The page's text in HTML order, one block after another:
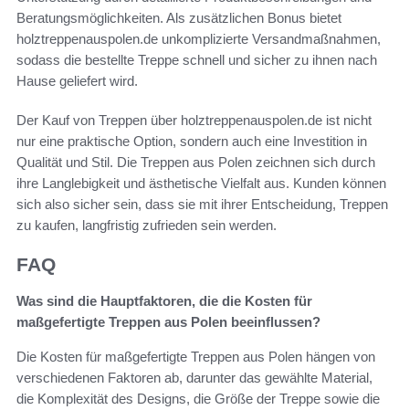
Beratungsmöglichkeiten. Als zusätzlichen Bonus bietet
holztreppenauspolen.de unkomplizierte Versandmaßnahmen,
sodass die bestellte Treppe schnell und sicher zu ihnen nach
Hause geliefert wird.
Der Kauf von Treppen über holztreppenauspolen.de ist nicht
nur eine praktische Option, sondern auch eine Investition in
Qualität und Stil. Die Treppen aus Polen zeichnen sich durch
ihre Langlebigkeit und ästhetische Vielfalt aus. Kunden können
sich also sicher sein, dass sie mit ihrer Entscheidung, Treppen
zu kaufen, langfristig zufrieden sein werden.
FAQ
Was sind die Hauptfaktoren, die die Kosten für
maßgefertigte Treppen aus Polen beeinflussen?
Die Kosten für maßgefertigte Treppen aus Polen hängen von
verschiedenen Faktoren ab, darunter das gewählte Material,
die Komplexität des Designs, die Größe der Treppe sowie die